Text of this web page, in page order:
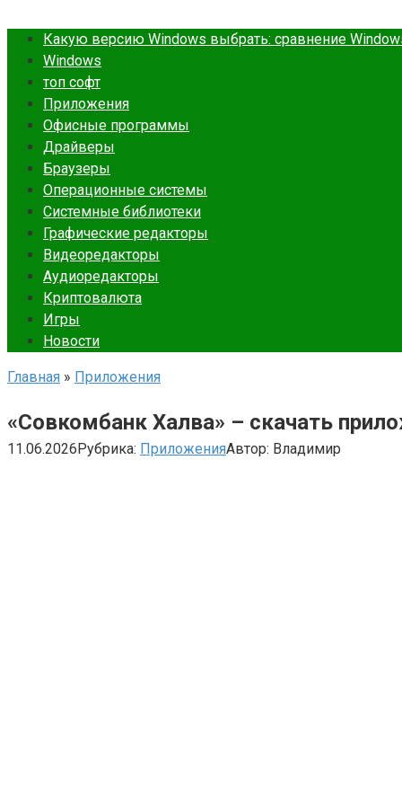
Какую версию Windows выбрать: сравнение
Windows
топ софт
Приложения
Офисные программы
Драйверы
Браузеры
Операционные системы
Cистемные библиотеки
Графические редакторы
Видеоредакторы
Аудиоредакторы
Криптовалюта
Игры
Новости
Главная » Приложения
«Совкомбанк Халва» – скачать
11.06.2026Рубрика: ПриложенияАвтор: Владимир